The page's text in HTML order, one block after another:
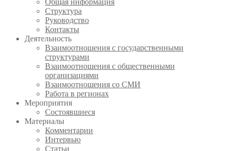
Общая информация
Структура
Руководство
Контакты
Деятельность
Взаимоотношения с государственными
структурами
Взаимоотношения с общественными
организациями
Взаимоотношения со СМИ
Работа в регионах
Мероприятия
Состоявшиеся
Материалы
Комментарии
Интервью
Статьи